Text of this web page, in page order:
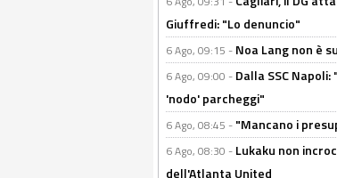
Giuffredi: "Lo denuncio"
6 Ago, 09:15 - Noa Lang non è
6 Ago, 09:00 - Dalla SSC
'nodo' parcheggi"
6 Ago, 08:45 - "Mancano i
6 Ago, 08:30 - Lukaku non
dell'Atlanta United